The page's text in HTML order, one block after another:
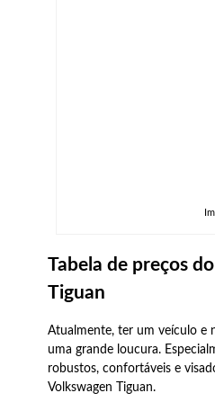
Tabela de preços
Tiguan
Atualmente, ter um veículo e
uma grande loucura.
robustos, confortáveis e
Volkswagen Tiguan.